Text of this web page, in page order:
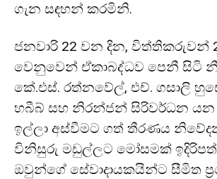
ගැන සඳහන් කරමිනි.
ජනවාරි 22 වන දින, විත්තිකරුවන්
වෙනුවෙන් ඒකාබද්ධව පෙනී සිටි
කේ.එස්. රත්නවේල්, එච්. ගසාලි
හබීබ් සහ නිරන්ජන් සිරිවර්ධන
ඉල්ලා අස්වීමට ගත් තීරණය
විනිසුරු මඩුල්ලට මෝසමක්
ඔවුන්ගේ සේවාදායකයින්ට සීමිත